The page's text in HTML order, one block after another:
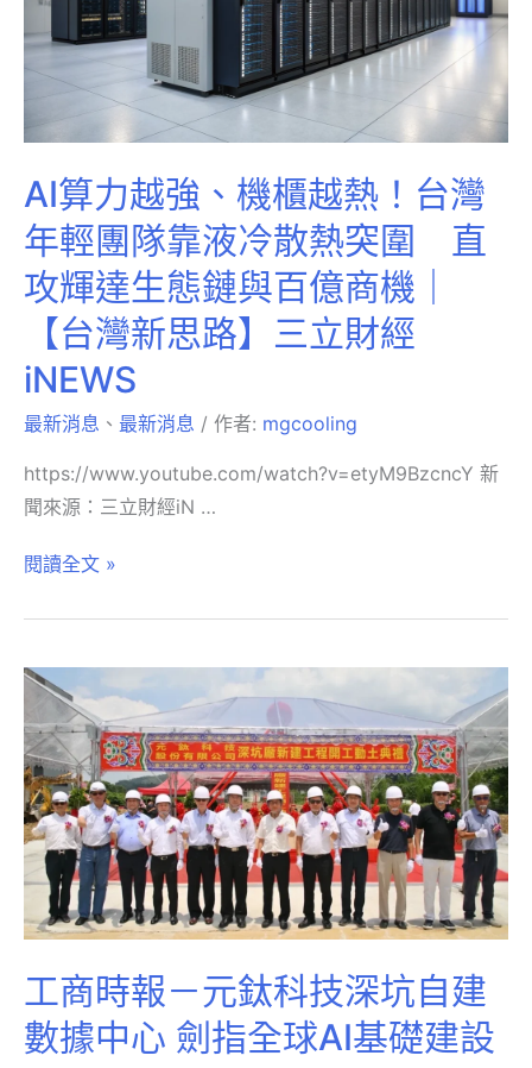
AI算力越強、機櫃越熱！台灣
年輕團隊靠液冷散熱突圍 直
攻輝達生態鏈與百億商機｜
【台灣新思路】三立財經
iNEWS
最新消息 、 最新消息 / 作者: mgcooling
https://www.youtube.com/watch?v=etyM9BzcncY 新
聞來源：三立財經iN …
閱讀全文 »
工商時報－元鈦科技深坑自建
數據中心 劍指全球AI基礎建設